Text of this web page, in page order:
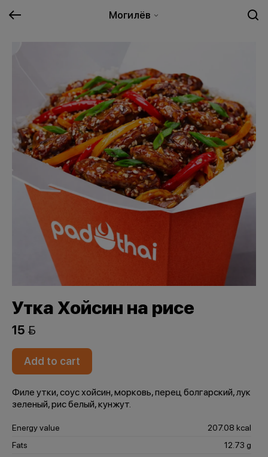
Могилёв
Утка Хойсин на рисе
15 
Add to cart
Филе утки, соус хойсин, морковь, перец болгарский, лук
зеленый, рис белый, кунжут.
Energy value
207.08 kcal
Fats
12.73 g